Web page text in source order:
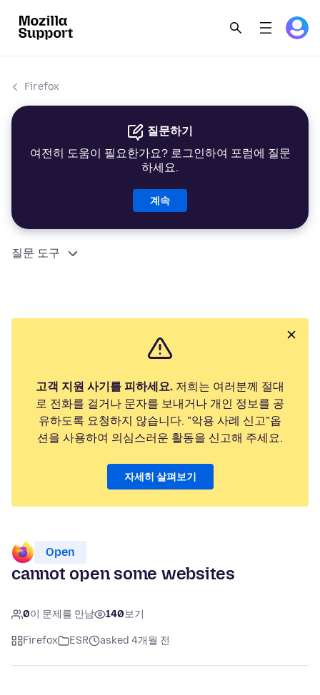
Firefox
질문하기
여전히 도움이 필요한가요? 로그인하여 포럼에 질문
하세요.
계속
질문 도구
고객 지원 사기를 피하세요. 저희는 여러분께 절대
로 전화를 걸거나 문자를 보내거나 개인 정보를 공
유하도록 요청하지 않습니다. "악용 사례 신고"옵
션을 사용하여 의심스러운 활동을 신고해 주세요.
자세히 살펴보기
Open
cannot open some websites
0이 문제를 만남 140보기
Firefox ESR asked 4개월 전